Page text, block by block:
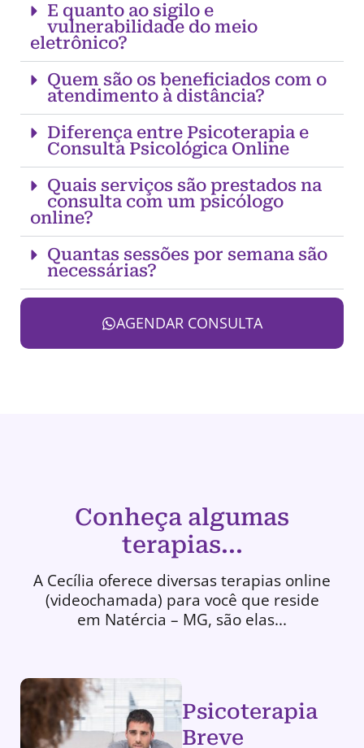
E quanto ao sigilo e
vulnerabilidade do meio
eletrônico?
Quem são os beneficiados com o
atendimento à distância?
Diferença entre Psicoterapia e
Consulta Psicológica Online
Quais serviços são prestados na
consulta com um psicólogo
online?
Quantas sessões por semana são
necessárias?
AGENDAR CONSULTA
Conheça algumas
terapias...
A Cecília oferece diversas terapias online
(videochamada) para você que reside
em Natércia – MG, são elas...
Psicoterapia
Breve